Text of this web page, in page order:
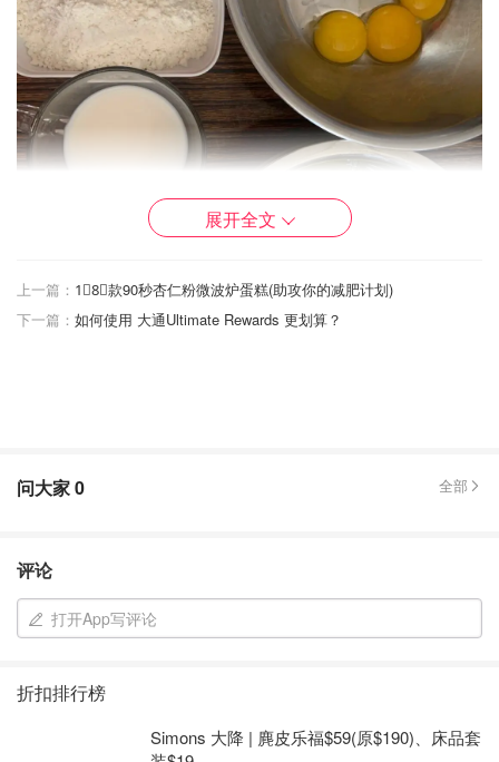
展开全文
上一篇： 1⃣️8⃣️款90秒杏仁粉微波炉蛋糕(助攻你的减肥计划)
下一篇： 如何使用 大通Ultimate Rewards 更划算？
问大家0 全部
评论
打开App写评论
折扣排行榜
Simons 大降 | 麂皮乐福$59(原$190)、床品套